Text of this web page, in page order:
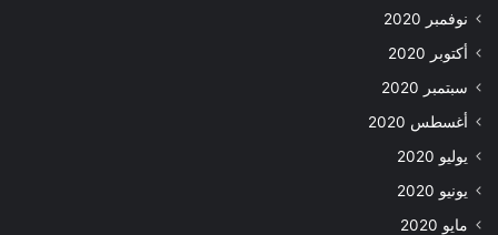
نوفمبر 2020
أكتوبر 2020
سبتمبر 2020
أغسطس 2020
يوليو 2020
يونيو 2020
مايو 2020